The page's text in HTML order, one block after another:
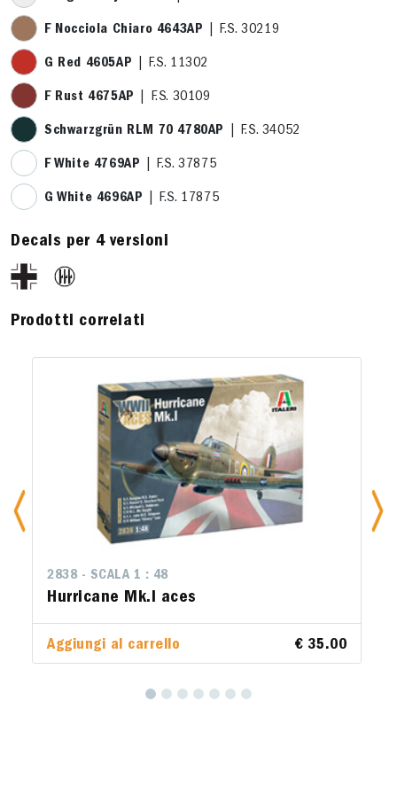
F Nocciola Chiaro 4643AP | F.S. 30219
G Red 4605AP | F.S. 11302
F Rust 4675AP | F.S. 30109
Schwarzgrün RLM 70 4780AP | F.S. 34052
F White 4769AP | F.S. 37875
G White 4696AP | F.S. 17875
Decals per 4 versioni
Prodotti correlati
2838 - SCALA 1 : 48
Hurricane Mk.l aces
Aggiungi al carrello € 35.00
2834 - SCALA 1 : 48
P-38 J Lightning
Aggiungi al carrello